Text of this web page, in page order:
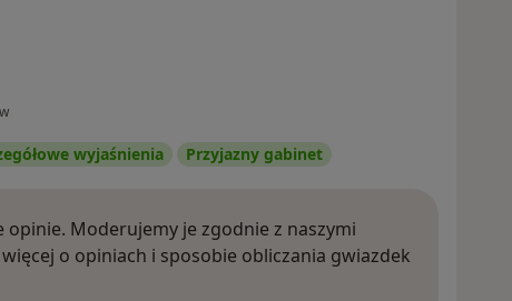
wyjaśnienia Przyjazny gabinet
opinie. Moderujemy je zgodnie z naszymi
o opiniach i sposobie obliczania gwiazdek